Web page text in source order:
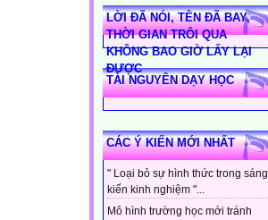
LỜI ĐÃ NÓI, TÊN ĐÃ BAY,
THỜI GIAN TRÔI QUA
KHÔNG BAO GIỜ LẤY LẠI
ĐƯỢC
TÀI NGUYÊN DẠY HỌC
CÁC Ý KIẾN MỚI NHẤT
" Loại bỏ sự hình thức trong sáng
kiến kinh nghiệm "...
Mô hình trường học mới tránh